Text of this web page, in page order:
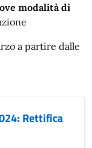
modalità di
a partire dalle
Rettifica